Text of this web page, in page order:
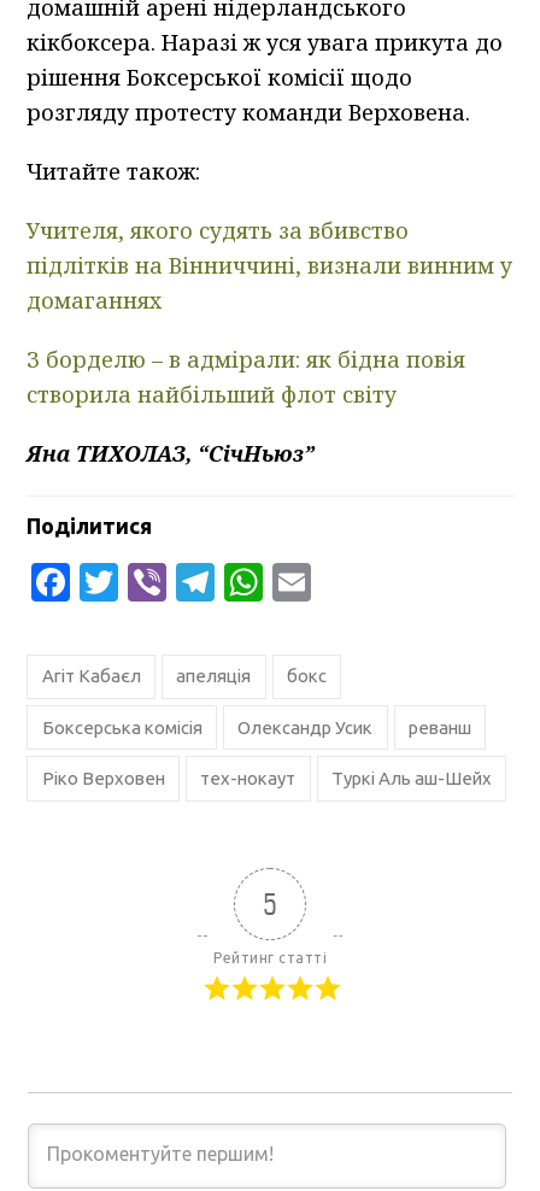
домашній арені нідерландського
кікбоксера. Наразі ж уся увага прикута до
рішення Боксерської комісії щодо
розгляду протесту команди Верховена.
Читайте також:
Учителя, якого судять за вбивство
підлітків на Вінниччині, визнали винним у
домаганнях
З борделю – в адмірали: як бідна повія
створила найбільший флот світу
Яна ТИХОЛАЗ, “СічНьюз”
Поділитися
Facebook
Twitter
ViberTelegram
WhatsApp
Агіт Кабаєл апеляція бокс
Боксерська комісія Олександр Усик реванш
Ріко Верховен тех-нокаут Туркі Аль аш-Шейх
5
Рейтинг статті